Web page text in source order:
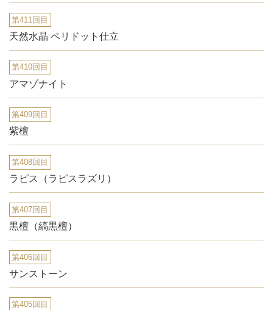
第411回目
天然水晶 ペリドット仕立
第410回目
アマゾナイト
第409回目
紫檀
第408回目
ラピス（ラピスラズリ）
第407回目
黒檀（縞黒檀）
第406回目
サンストーン
第405回目